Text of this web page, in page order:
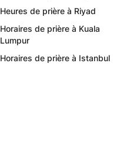
Heures de prière à Riyad
Horaires de prière à Kuala
Lumpur
Horaires de prière à Istanbul